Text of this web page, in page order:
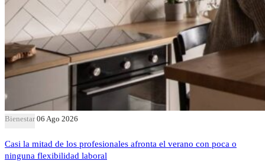
Bienestar 06 Ago 2026
Casi la mitad de los profesionales afronta el verano con poca o
ninguna flexibilidad laboral